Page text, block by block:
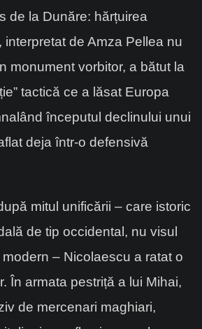
de la Dunăre: hărțuirea
interpretat de Amza Pellea nu
monument vorbitor, a bătut la
tactică ce a lăsat Europa
începutul declinului unui
deja într-o defensivă
mitul unificării – care istoric
de tip occidental, nu visul
– Nicolaescu a ratat o
În armata pestriță a lui Mihai,
de mercenari maghiari,